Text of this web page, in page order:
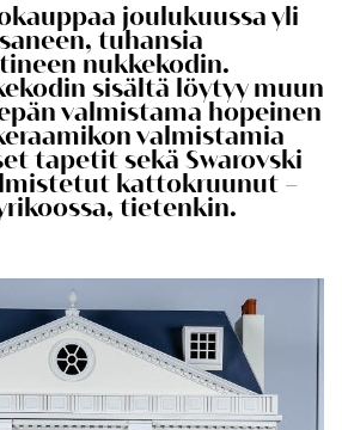
joulukuussa yli
tuhansia
nukkekodin.
sisältä löytyy muun
valmistama hopeinen
valmistamia
tapetit sekä Swarovski
kattokruunut –
tietenkin.